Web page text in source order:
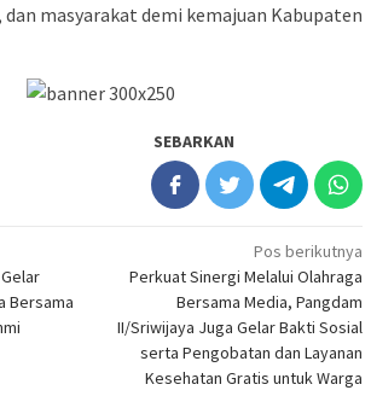
masyarakat demi kemajuan Kabupaten
SEBARKAN
Bersama
Pos berikutnya
Perkuat Sinergi Melalui Olahraga
Bersama Media, Pangdam
II/Sriwijaya Juga Gelar Bakti Sosial
serta Pengobatan dan Layanan
Kesehatan Gratis untuk Warga